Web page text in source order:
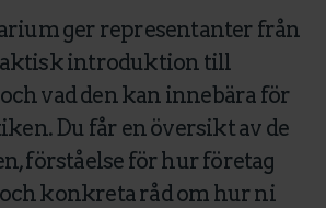
ger representanter från
introduktion till
vad den kan innebära för
Du får en översikt av de
förståelse för hur företag
konkreta råd om hur ni